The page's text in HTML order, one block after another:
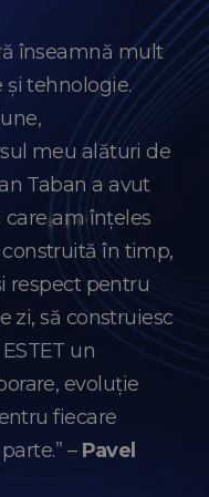
înseamnă mult
tehnologie.
meu alături de
Taban a avut
am înțeles
în timp,
respect pentru
zi, să construiesc
un
evoluție
fiecare
– Pavel